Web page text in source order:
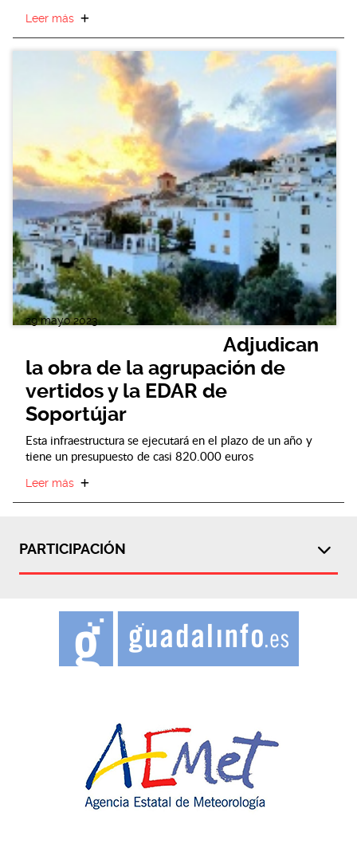
Leer más
29 mayo 2023
Adjudican
la obra de la agrupación de
vertidos y la EDAR de
Soportújar
Esta infraestructura se ejecutará en el plazo de un año y
tiene un presupuesto de casi 820.000 euros
Leer más
PARTICIPACIÓN